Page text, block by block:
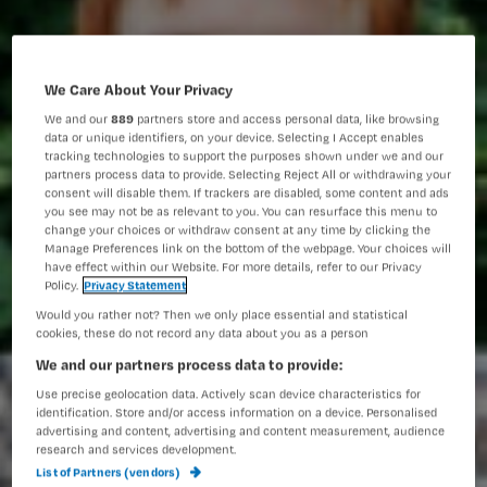
We Care About Your Privacy
We and our889 partners store and access personal data, like browsing
data or unique identifiers, on your device. Selecting I Accept enables
tracking technologies to support the purposes shown under we and our
partners process data to provide. Selecting Reject All or withdrawing your
consent will disable them. If trackers are disabled, some content and ads
you see may not be as relevant to you. You can resurface this menu to
change your choices or withdraw consent at any time by clicking the
Manage Preferences link on the bottom of the webpage. Your choices will
have effect within our Website. For more details, refer to our Privacy
Policy. Privacy Statement
Would you rather not? Then we only place essential and statistical
cookies, these do not record any data about you as a person
We and our partners process data to provide:
Use precise geolocation data. Actively scan device characteristics for
identification. Store and/or access information on a device. Personalised
advertising and content, advertising and content measurement, audience
research and services development.
List of Partners (vendors)